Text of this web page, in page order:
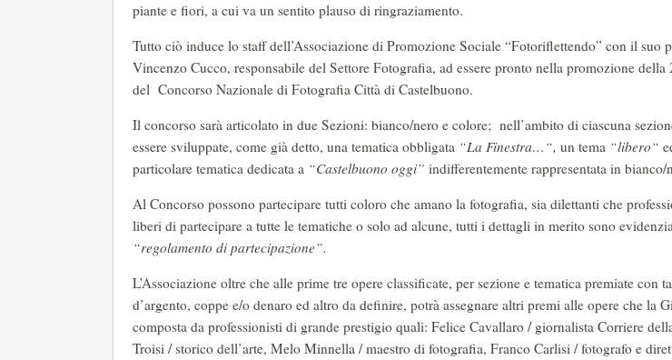
piante e fiori, a cui va un sentito plauso di ringraziamento.
Tutto ciò induce lo staff dell’Associazione di Promozione Sociale “Fotoriflettendo” con il suo
Vincenzo Cucco, responsabile del Settore Fotografia, ad essere pronto nella promozione della
del Concorso Nazionale di Fotografia Città di Castelbuono.
Il concorso sarà articolato in due Sezioni: bianco/nero e colore; nell’ambito di ciascuna
essere sviluppate, come già detto, una tematica obbligata “La Finestra…“, un tema “libero“
particolare tematica dedicata a “Castelbuono oggi” indifferentemente rappresentata in
Al Concorso possono partecipare tutti coloro che amano la fotografia, sia dilettanti che
liberi di partecipare a tutte le tematiche o solo ad alcune, tutti i dettagli in merito sono
“regolamento di partecipazione”.
L’Associazione oltre che alle prime tre opere classificate, per sezione e tematica premiate con
d’argento, coppe e/o denaro ed altro da definire, potrà assegnare altri premi alle opere che la
composta da professionisti di grande prestigio quali: Felice Cavallaro / giornalista Corriere
Troisi / storico dell’arte, Melo Minnella / maestro di fotografia, Franco Carlisi / fotografo e